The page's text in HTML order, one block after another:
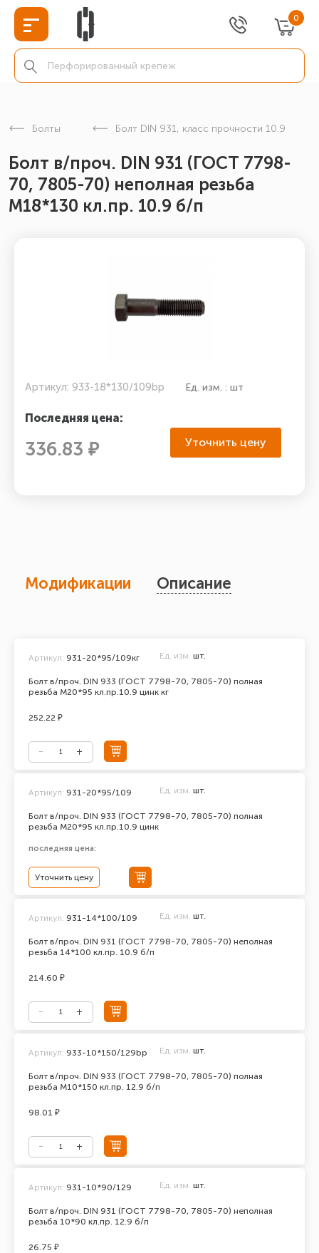
0
Болты Болт DIN 931, класс прочности 10.9
Болт в/проч. DIN 931 (ГОСТ 7798-
70, 7805-70) неполная резьба
М18*130 кл.пр. 10.9 б/п
Артикул: 933-18*130/109bp Ед. изм. : шт
Последняя цена:
336.83 ₽ Уточнить цену
Модификации Описание
Болт в/проч. DIN 933 (ГОСТ 7798-70, 7805-70) полная
резьба М20*95 кл.пр.10.9 цинк кг
Артикул: 931-20*95/109кг Ед. изм. шт.
252.22 ₽
Болт в/проч. DIN 933 (ГОСТ 7798-70, 7805-70) полная
резьба М20*95 кл.пр.10.9 цинк
Артикул: 931-20*95/109 Ед. изм. шт.
последняя цена:
Уточнить цену
Болт в/проч. DIN 931 (ГОСТ 7798-70, 7805-70) неполная
резьба 14*100 кл.пр. 10.9 б/п
Артикул: 931-14*100/109 Ед. изм. шт.
214.60 ₽
Болт в/проч. DIN 933 (ГОСТ 7798-70, 7805-70) полная
резьба М10*150 кл.пр. 12.9 б/п
Артикул: 933-10*150/129bp Ед. изм. шт.
98.01 ₽
Болт в/проч. DIN 931 (ГОСТ 7798-70, 7805-70) неполная
резьба 10*90 кл.пр. 12.9 б/п
Артикул: 931-10*90/129 Ед. изм. шт.
26.75 ₽